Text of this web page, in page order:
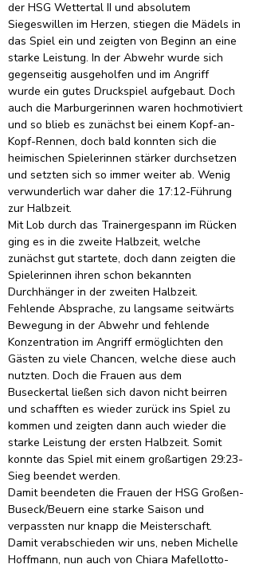
der HSG Wettertal II und absolutem
Siegeswillen im Herzen, stiegen die Mädels in
das Spiel ein und zeigten von Beginn an eine
starke Leistung. In der Abwehr wurde sich
gegenseitig ausgeholfen und im Angriff
wurde ein gutes Druckspiel aufgebaut. Doch
auch die Marburgerinnen waren hochmotiviert
und so blieb es zunächst bei einem Kopf-an-
Kopf-Rennen, doch bald konnten sich die
heimischen Spielerinnen stärker durchsetzen
und setzten sich so immer weiter ab. Wenig
verwunderlich war daher die 17:12-Führung
zur Halbzeit.
Mit Lob durch das Trainergespann im Rücken
ging es in die zweite Halbzeit, welche
zunächst gut startete, doch dann zeigten die
Spielerinnen ihren schon bekannten
Durchhänger in der zweiten Halbzeit.
Fehlende Absprache, zu langsame seitwärts
Bewegung in der Abwehr und fehlende
Konzentration im Angriff ermöglichten den
Gästen zu viele Chancen, welche diese auch
nutzten. Doch die Frauen aus dem
Buseckertal ließen sich davon nicht beirren
und schafften es wieder zurück ins Spiel zu
kommen und zeigten dann auch wieder die
starke Leistung der ersten Halbzeit. Somit
konnte das Spiel mit einem großartigen 29:23-
Sieg beendet werden.
Damit beendeten die Frauen der HSG Großen-
Buseck/Beuern eine starke Saison und
verpassten nur knapp die Meisterschaft.
Damit verabschieden wir uns, neben Michelle
Hoffmann, nun auch von Chiara Mafellotto-